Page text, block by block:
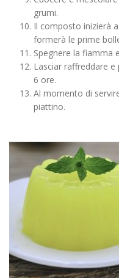
grumi.
Il composto inizierà
formerà le prime
Spegnere la fiamma
Lasciar raffreddare
6 ore.
Al momento di
piattino.